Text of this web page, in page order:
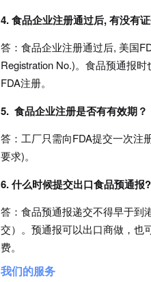
4. 食品企业注册通过后, 有没有
答：食品企业注册通过后, 美国
Registration No.)。食品预通报
FDA注册。
5. 食品企业注册是否有有效期？
答：工厂只需向FDA提交一次注
要求)。
6. 什么时候提交出口食品预通报
答：食品预通报递交不得早于到
交）。预通报可以出口商做，也
费。
我们的服务